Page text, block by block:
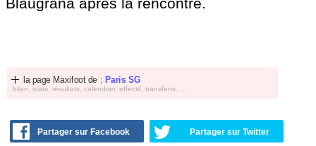
la page Maxifoot de : Paris SG
bilan, stats, résultats, calendrier, effectif, transferts, ...
Partager sur Facebook Partager sur Twitter